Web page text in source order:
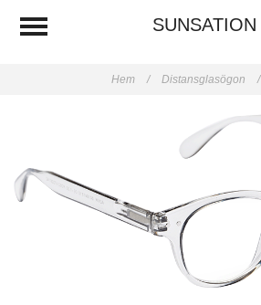
SUNSATION
Hem / Distansglasögon /